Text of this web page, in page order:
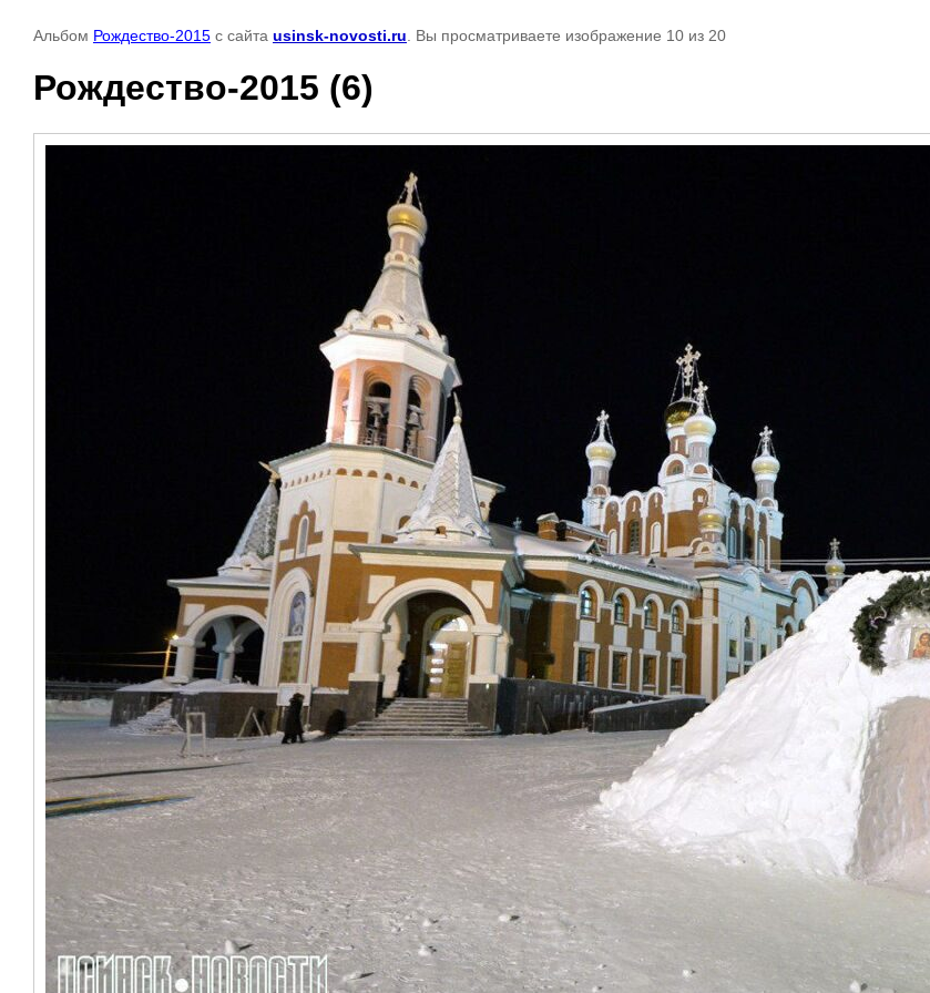
Альбом Рождество-2015 с сайта usinsk-novosti.ru . Вы просматриваете изображение 10 из 20
Рождество-2015 (6)